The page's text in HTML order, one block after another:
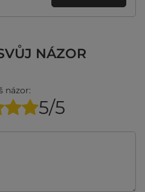
NÁZOR
názor:
5/5